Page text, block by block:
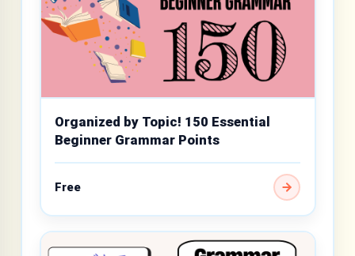
Organized by Topic! 150 Essential
Beginner Grammar Points
Free